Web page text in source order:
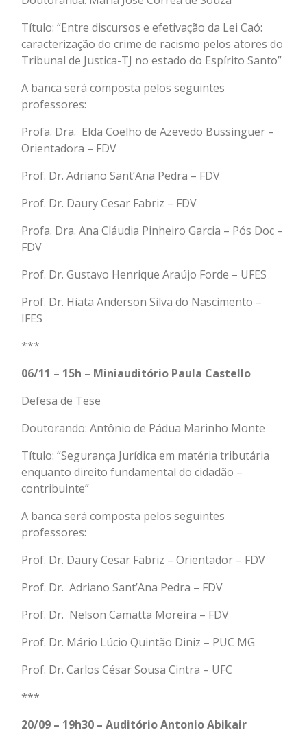
Título: “Entre discursos e efetivação da Lei Caó:
caracterização do crime de racismo pelos atores do
Tribunal de Justica-TJ no estado do Espírito Santo”
A banca será composta pelos seguintes
professores:
Profa. Dra. Elda Coelho de Azevedo Bussinguer –
Orientadora – FDV
Prof. Dr. Adriano Sant’Ana Pedra – FDV
Prof. Dr. Daury Cesar Fabriz – FDV
Profa. Dra. Ana Cláudia Pinheiro Garcia – Pós Doc –
FDV
Prof. Dr. Gustavo Henrique Araújo Forde – UFES
Prof. Dr. Hiata Anderson Silva do Nascimento –
IFES
***
06/11 – 15h – Miniauditório Paula Castello
Defesa de Tese
Doutorando: Antônio de Pádua Marinho Monte
Título: “Segurança Jurídica em matéria tributária
enquanto direito fundamental do cidadão –
contribuinte”
A banca será composta pelos seguintes
professores:
Prof. Dr. Daury Cesar Fabriz – Orientador – FDV
Prof. Dr. Adriano Sant’Ana Pedra – FDV
Prof. Dr. Nelson Camatta Moreira – FDV
Prof. Dr. Mário Lúcio Quintão Diniz – PUC MG
Prof. Dr. Carlos César Sousa Cintra – UFC
***
20/09 – 19h30 – Auditório Antonio Abikair